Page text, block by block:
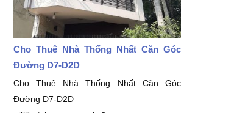
Cho Thuê Nhà Thống Nhất Căn Góc
Đường D7-D2D
Cho Thuê Nhà Thống Nhất Căn Góc
Đường D7-D2D